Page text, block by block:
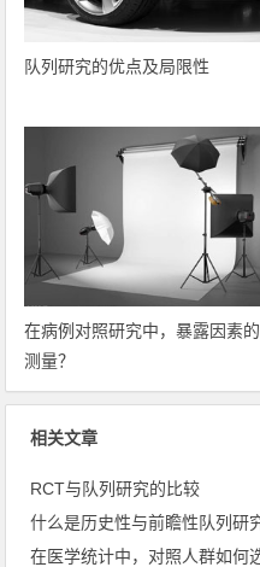
队列研究的优点及局限性
在病例对照研究中，暴露因素的
测量？
相关文章
RCT与队列研究的比较
什么是历史性与前瞻性队列研
在医学统计中，对照人群如何